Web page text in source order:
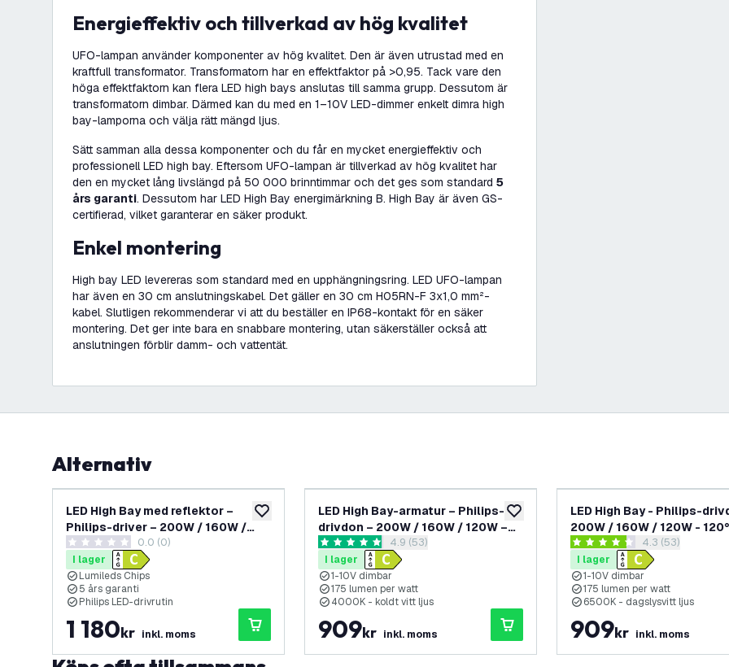
Energieffektiv och tillverkad av hög kvalitet
UFO-lampan använder komponenter av hög kvalitet. Den är även utrustad med en
kraftfull transformator. Transformatorn har en effektfaktor på >0,95. Tack vare den
höga effektfaktorn kan flera LED high bays anslutas till samma grupp. Dessutom är
transformatorn dimbar. Därmed kan du med en 1–10V LED-dimmer enkelt dimra high
bay-lamporna och välja rätt mängd ljus.
Sätt samman alla dessa komponenter och du får en mycket energieffektiv och
professionell LED high bay. Eftersom UFO-lampan är tillverkad av hög kvalitet har
den en mycket lång livslängd på 50 000 brinntimmar och det ges som standard 5
års garanti. Dessutom har LED High Bay energimärkning B. High Bay är även GS-
certifierad, vilket garanterar en säker produkt.
Enkel montering
High bay LED levereras som standard med en upphängningsring. LED UFO-lampan
har även en 30 cm anslutningskabel. Det gäller en 30 cm H05RN-F 3x1,0 mm²-
kabel. Slutligen rekommenderar vi att du beställer en IP68-kontakt för en säker
montering. Det ger inte bara en snabbare montering, utan säkerställer också att
anslutningen förblir damm- och vattentät.
Alternativ
lägg till i önskelistan
LED High Bay med reflektor –
Philips-driver – 200W / 160W /
120W – 90° – 175 lm/W – 4000K –
IP65 – dimbar – 5 års garanti
0 stjärnbetyg 0.0 (0)
I lager
Lumileds Chips
5 års garanti
Philips LED-drivrutin
1 180kr inkl. moms
lägg till i önskelistan
LED High Bay-armatur – Philips-
drivdon – 200W / 160W / 120W –
120° – 175 lm/W – 4000K – IP65 –
dimbar – 5 års garanti
öppna recensionspanel
4.9 stjärnbetyg4.9 (53)
I lager
1-10V dimbar
175 lumen per watt
4000K - koldt vitt ljus
909kr inkl. moms
LED High Bay - Philips-
200W / 160W / 120W -
lm/W - 6500K - IP65 -
års garanti
öppna
4.3 stjärnbetyg4.3 (53)
I lager
1-10V dimbar
175 lumen per watt
6500K - dagslysvitt ljus
909kr inkl. moms